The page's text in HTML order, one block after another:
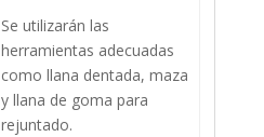
Se utilizarán las
herramientas adecuadas
como llana dentada, maza
y llana de goma para
rejuntado.